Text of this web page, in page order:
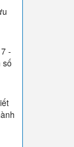
-
số